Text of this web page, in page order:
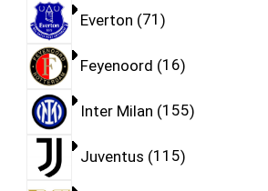
Everton 71
Feyenoord 16
Inter Milan 155
Juventus 115